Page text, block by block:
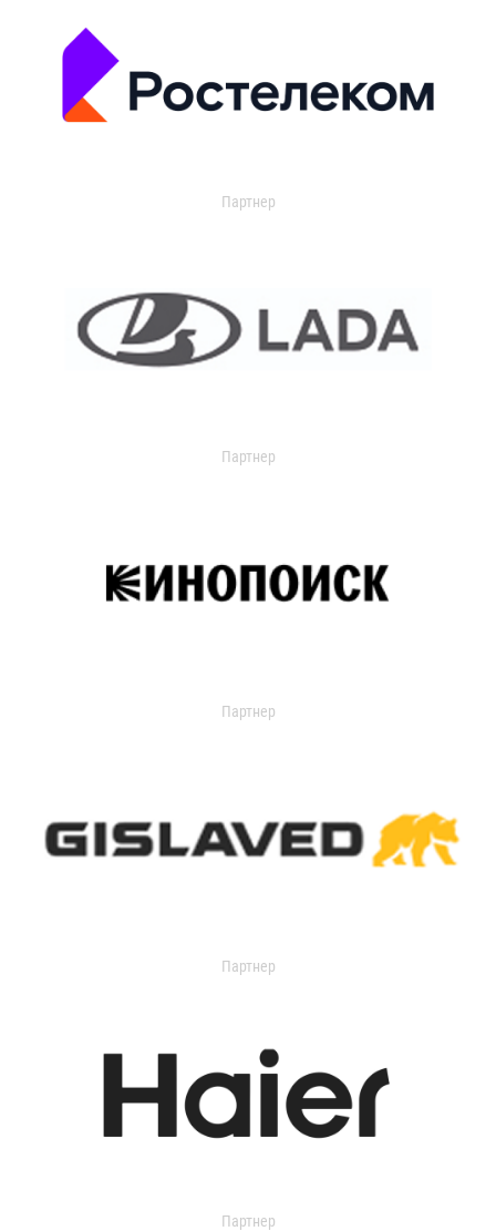
Партнер
Партнер
Партнер
Партнер
Партнер